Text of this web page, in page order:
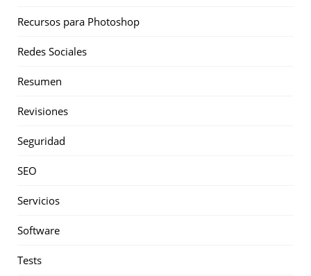
Recursos para Photoshop
Redes Sociales
Resumen
Revisiones
Seguridad
SEO
Servicios
Software
Tests